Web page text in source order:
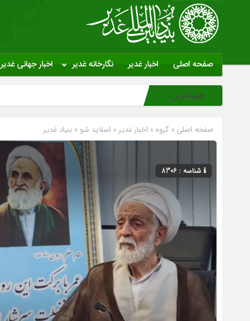
صفحه اصلی اخبار غدیر نگارخانه غدیر اخبار جهانی غدیر
جدیدترین:
صفحه اصلی » گروه » اخبار غدیر » اسلاید شو » بنیاد غدیر
شناسه : 8306